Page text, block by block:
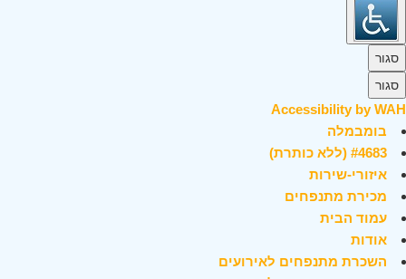
סגור
סגור
Accessibility by WAH
בומבמלה
#4683 (ללא כותרת)
איזורי-שירות
מכירת מתנפחים
עמוד הבית
אודות
השכרת מתנפחים לאירועים